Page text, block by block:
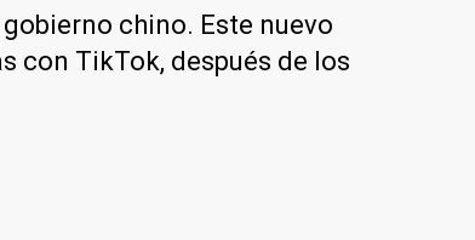
chino. Este nuevo
con TikTok, después de los